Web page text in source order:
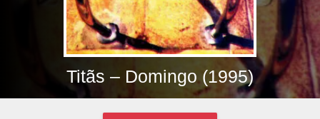
Titãs – Domingo (1995)